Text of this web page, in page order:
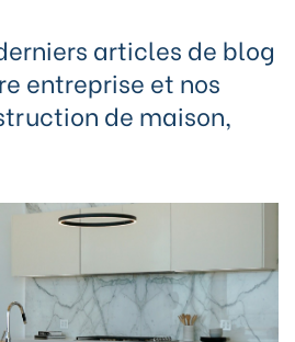
articles de blog
entreprise et nos
de maison,